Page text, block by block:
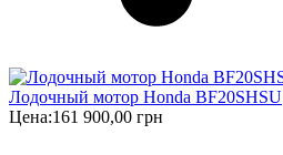
Лодочный мотор Honda BF20SHSU
Цена:161 900,00 грн